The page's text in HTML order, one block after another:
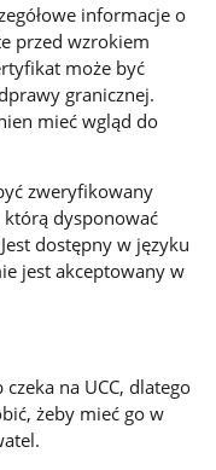
informacje o
przed wzrokiem
może być
granicznej.
mieć wgląd do
zweryfikowany
dysponować
dostępny w języku
jest akceptowany w
na UCC, dlatego
żeby mieć go w